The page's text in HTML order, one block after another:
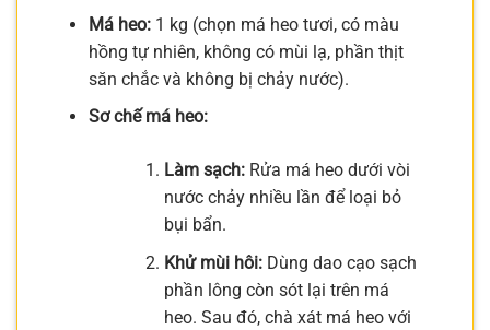
Má heo:1 kg (chọn má heo tươi, có màu
hồng tự nhiên, không có mùi lạ, phần thịt
săn chắc và không bị chảy nước).
Sơ chế má heo:
Làm sạch:Rửa má heo dưới vòi
nước chảy nhiều lần để loại bỏ
bụi bẩn.
Khử mùi hôi:Dùng dao cạo sạch
phần lông còn sót lại trên má
heo. Sau đó, chà xát má heo với